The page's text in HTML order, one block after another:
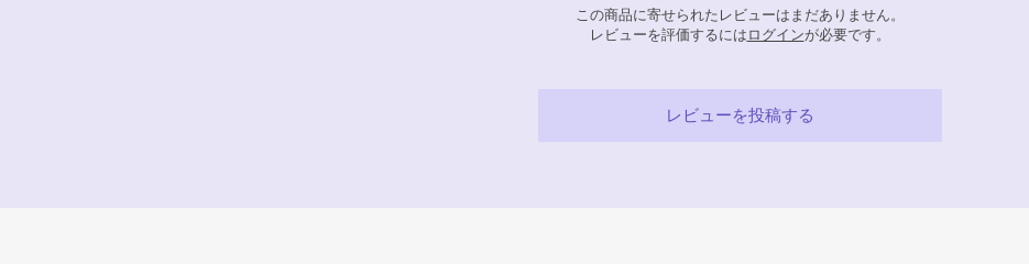
この商品に寄せられたレビューはまだありません。
レビューを評価するには ログインが必要です。
レビューを投稿する